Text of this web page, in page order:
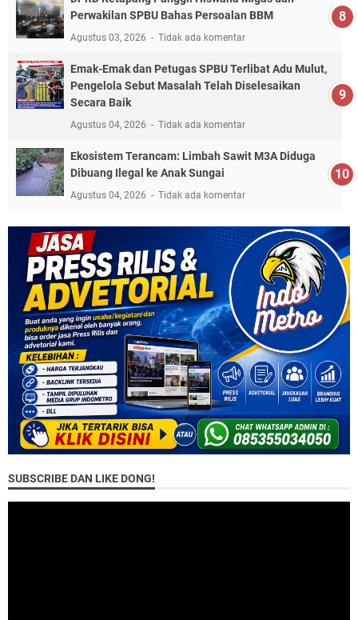
Perwakilan SPBU Bahas Persoalan BBM
Agustus 03, 2026 Tidak ada komentar
Emak-Emak dan Petugas SPBU Terlibat Adu Mulut,
Pengelola Sebut Masalah Telah Diselesaikan
Secara Baik
Agustus 04, 2026 Tidak ada komentar
Ekosistem Terancam: Limbah Sawit M3A Diduga
Dibuang Ilegal ke Anak Sungai
Agustus 04, 2026 Tidak ada komentar
SUBSCRIBE DAN LIKE DONG!